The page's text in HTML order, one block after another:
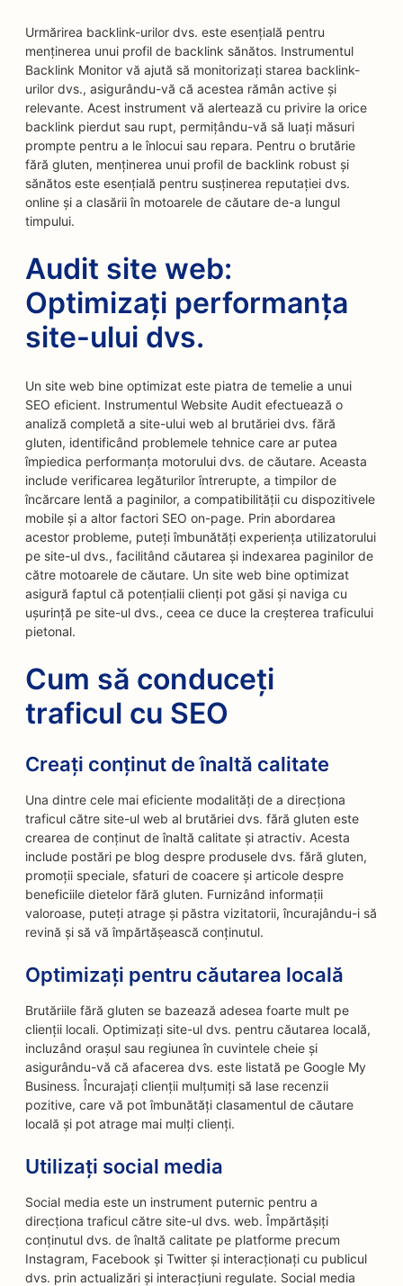
Urmărirea backlink-urilor dvs. este esențială pentru
menținerea unui profil de backlink sănătos. Instrumentul
Backlink Monitor vă ajută să monitorizați starea backlink-
urilor dvs., asigurându-vă că acestea rămân active și
relevante. Acest instrument vă alertează cu privire la orice
backlink pierdut sau rupt, permițându-vă să luați măsuri
prompte pentru a le înlocui sau repara. Pentru o brutărie
fără gluten, menținerea unui profil de backlink robust și
sănătos este esențială pentru susținerea reputației dvs.
online și a clasării în motoarele de căutare de-a lungul
timpului.
Audit site web:
Optimizați performanța
site-ului dvs.
Un site web bine optimizat este piatra de temelie a unui
SEO eficient. Instrumentul Website Audit efectuează o
analiză completă a site-ului web al brutăriei dvs. fără
gluten, identificând problemele tehnice care ar putea
împiedica performanța motorului dvs. de căutare. Aceasta
include verificarea legăturilor întrerupte, a timpilor de
încărcare lentă a paginilor, a compatibilității cu dispozitivele
mobile și a altor factori SEO on-page. Prin abordarea
acestor probleme, puteți îmbunătăți experiența utilizatorului
pe site-ul dvs., facilitând căutarea și indexarea paginilor de
către motoarele de căutare. Un site web bine optimizat
asigură faptul că potențialii clienți pot găsi și naviga cu
ușurință pe site-ul dvs., ceea ce duce la creșterea traficului
pietonal.
Cum să conduceți
traficul cu SEO
Creați conținut de înaltă calitate
Una dintre cele mai eficiente modalități de a direcționa
traficul către site-ul web al brutăriei dvs. fără gluten este
crearea de conținut de înaltă calitate și atractiv. Acesta
include postări pe blog despre produsele dvs. fără gluten,
promoții speciale, sfaturi de coacere și articole despre
beneficiile dietelor fără gluten. Furnizând informații
valoroase, puteți atrage și păstra vizitatorii, încurajându-i să
revină și să vă împărtășească conținutul.
Optimizați pentru căutarea locală
Brutăriile fără gluten se bazează adesea foarte mult pe
clienții locali. Optimizați site-ul dvs. pentru căutarea locală,
incluzând orașul sau regiunea în cuvintele cheie și
asigurându-vă că afacerea dvs. este listată pe Google My
Business. Încurajați clienții mulțumiți să lase recenzii
pozitive, care vă pot îmbunătăți clasamentul de căutare
locală și pot atrage mai mulți clienți.
Utilizați social media
Social media este un instrument puternic pentru a
direcționa traficul către site-ul dvs. web. Împărtășiți
conținutul dvs. de înaltă calitate pe platforme precum
Instagram, Facebook și Twitter și interacționați cu publicul
dvs. prin actualizări și interacțiuni regulate. Social media